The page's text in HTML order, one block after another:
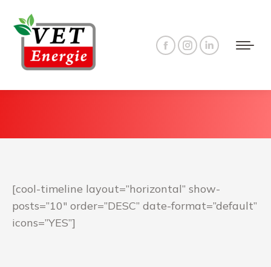
Facebook
opens
Instagram
opens
Linkedin
opens
[cool-timeline layout=”horizontal” show-
posts=”10″ order=”DESC” date-format=”default”
icons=”YES”]